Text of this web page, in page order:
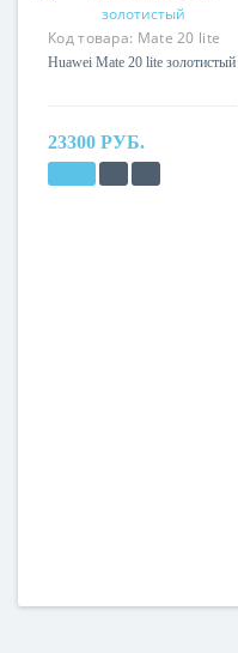
Код товара: Mate 20 lite
Huawei Mate 20 lite золотистый
23300 РУБ.